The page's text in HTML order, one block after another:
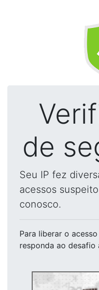
de
Seu IP fez
acessos
conosco.
Para liberar o acesso
responda ao desafio